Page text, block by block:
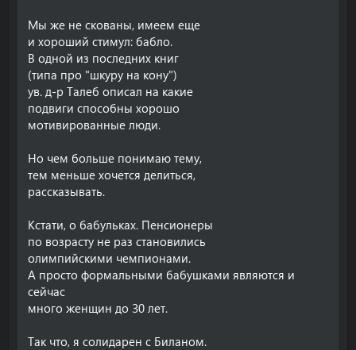
Мы же не скованы, имеем еще
и хороший стимул: бабло.
В одной из последних книг
(типа про "шкуру на кону")
ув. д-р Талеб описал на какие
подвиги способны хорошо
мотивированные люди.
Но чем больше понимаю тему,
тем меньше хочется делиться,
рассказывать.
Кстати, о бабульках. Пенсионеры
по возрасту не раз становились
олимпийскими чемпионами.
А просто формальными бабушками являются и
сейчас
много женщин до 30 лет.
Так что, я солидарен с Биланом.